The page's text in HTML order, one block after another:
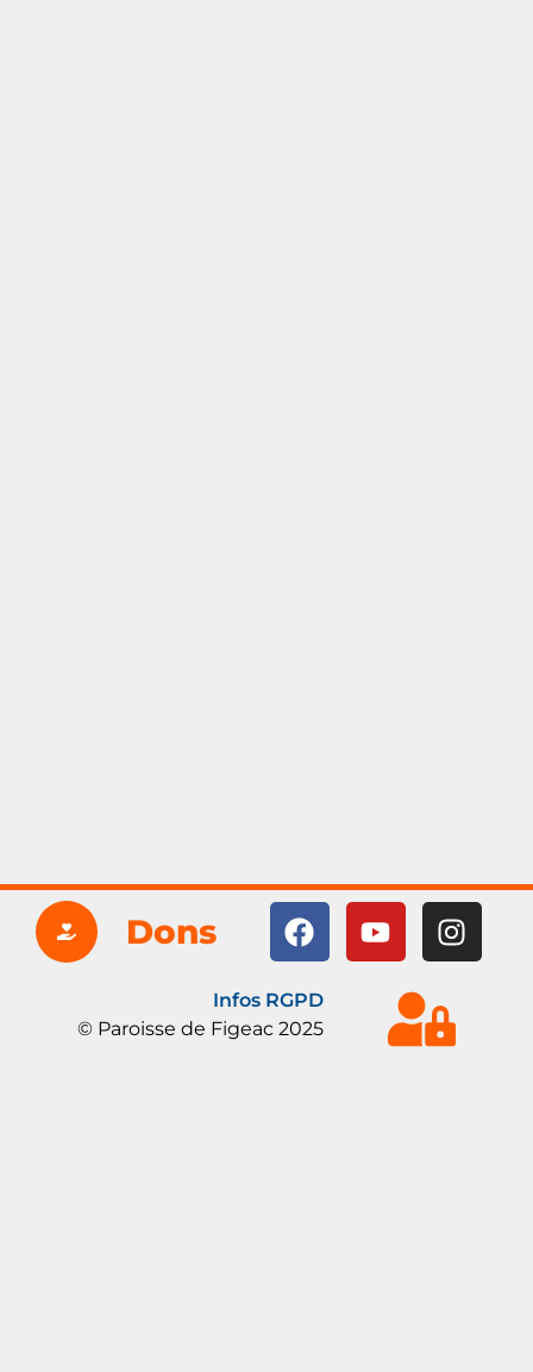
Dons
Infos RGPD
© Paroisse de Figeac 2025